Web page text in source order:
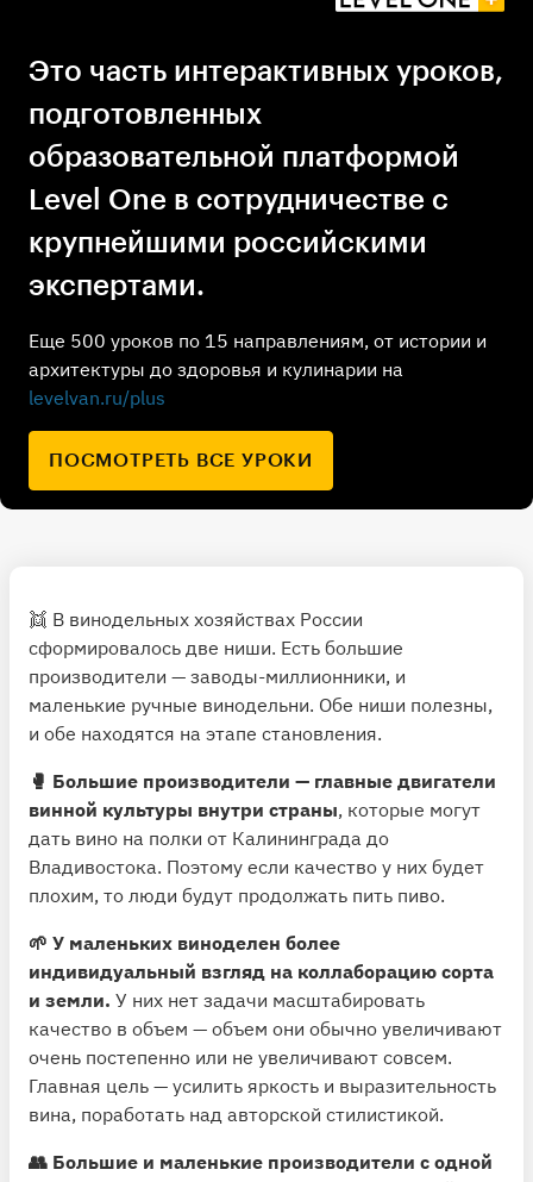
Это часть интерактивных уроков,
подготовленных
образовательной платформой
Level One в сотрудничестве с
крупнейшими российскими
экспертами.
Еще 500 уроков по 15 направлениям, от истории и
архитектуры до здоровья и кулинарии на
levelvan.ru/plus
ПОСМОТРЕТЬ ВСЕ УРОКИ
👯 В винодельных хозяйствах России
сформировалось две ниши. Есть большие
производители — заводы-миллионники, и
маленькие ручные винодельни. Обе ниши полезны,
и обе находятся на этапе становления.
🥊 Большие производители — главные двигатели
винной культуры внутри страны, которые могут
дать вино на полки от Калининграда до
Владивостока. Поэтому если качество у них будет
плохим, то люди будут продолжать пить пиво.
🌱 У маленьких виноделен более
индивидуальный взгляд на коллаборацию сорта
и земли. У них нет задачи масштабировать
качество в объем — объем они обычно увеличивают
очень постепенно или не увеличивают совсем.
Главная цель — усилить яркость и выразительность
вина, поработать над авторской стилистикой.
👥 Большие и маленькие производители с одной